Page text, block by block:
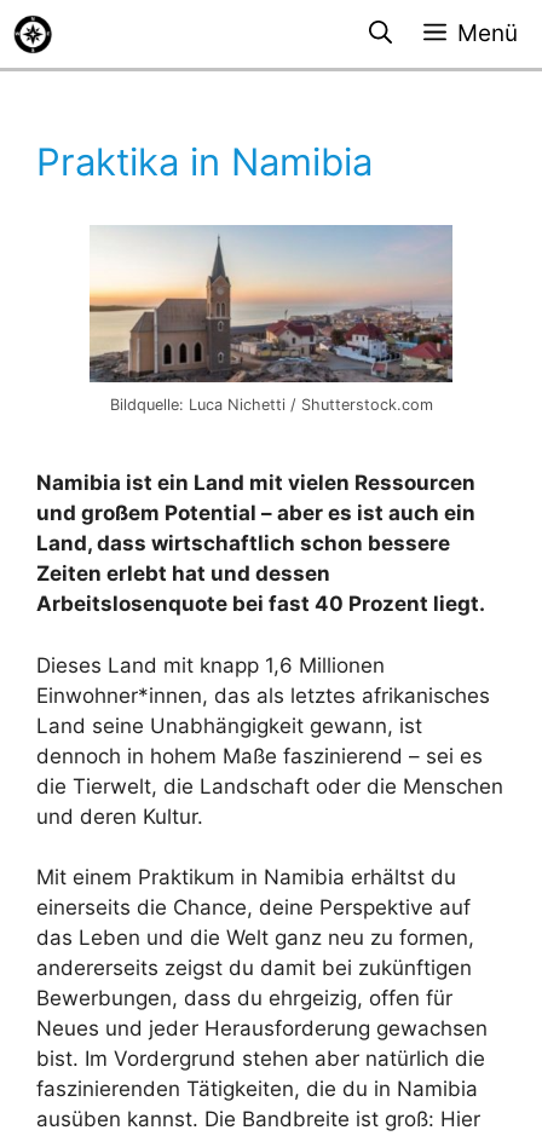
Zum
Inhalt
springen
Menü
Praktika in Namibia
Bildquelle: Luca Nichetti / Shutterstock.com
Namibia ist ein Land mit vielen Ressourcen
und großem Potential – aber es ist auch ein
Land, dass wirtschaftlich schon bessere
Zeiten erlebt hat und dessen
Arbeitslosenquote bei fast 40 Prozent liegt.
Dieses Land mit knapp 1,6 Millionen
Einwohner*innen, das als letztes afrikanisches
Land seine Unabhängigkeit gewann, ist
dennoch in hohem Maße faszinierend – sei es
die Tierwelt, die Landschaft oder die Menschen
und deren Kultur.
Mit einem Praktikum in Namibia erhältst du
einerseits die Chance, deine Perspektive auf
das Leben und die Welt ganz neu zu formen,
andererseits zeigst du damit bei zukünftigen
Bewerbungen, dass du ehrgeizig, offen für
Neues und jeder Herausforderung gewachsen
bist. Im Vordergrund stehen aber natürlich die
faszinierenden Tätigkeiten, die du in Namibia
ausüben kannst. Die Bandbreite ist groß: Hier